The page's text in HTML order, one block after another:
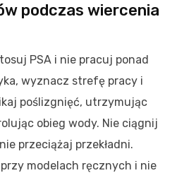
podczas wiercenia
PSA i nie pracuj ponad
wyznacz strefę pracy i
poślizgnięć, utrzymując
obieg wody. Nie ciągnij
przeciążaj przekładni.
modelach ręcznych i nie